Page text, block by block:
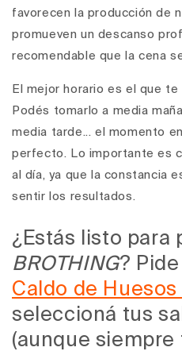
favorecen la producción de
promueven un descanso
recomendable que la cena
El mejor horario es el que
Podés tomarlo a media
media tarde... el momento
perfecto. Lo importante es
al día, ya que la constancia
sentir los resultados.
¿Estás listo para
BROTHING?
Caldo de Huesos
seleccioná tus
(aunque siempre